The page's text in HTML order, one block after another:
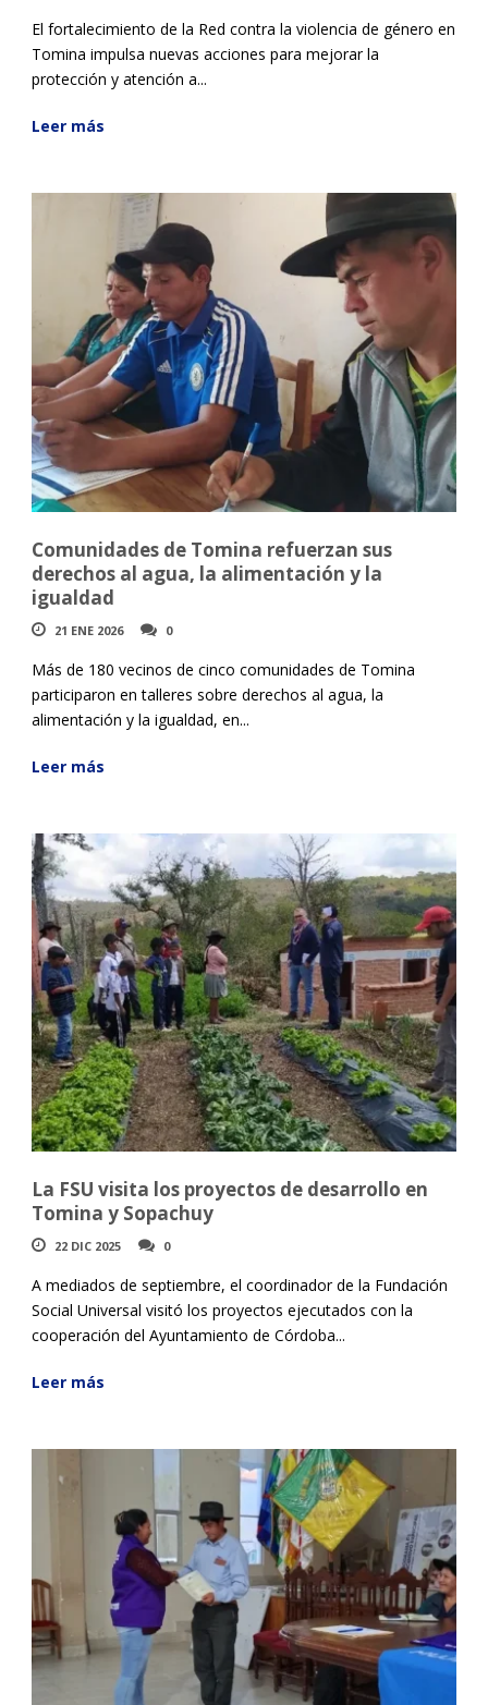
El fortalecimiento de la Red contra la violencia de género en
Tomina impulsa nuevas acciones para mejorar la
protección y atención a...
Leer más
Comunidades de Tomina refuerzan sus
derechos al agua, la alimentación y la
igualdad
21 ENE 2026 0
Más de 180 vecinos de cinco comunidades de Tomina
participaron en talleres sobre derechos al agua, la
alimentación y la igualdad, en...
Leer más
La FSU visita los proyectos de desarrollo en
Tomina y Sopachuy
22 DIC 2025 0
A mediados de septiembre, el coordinador de la Fundación
Social Universal visitó los proyectos ejecutados con la
cooperación del Ayuntamiento de Córdoba...
Leer más